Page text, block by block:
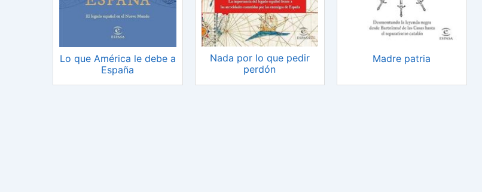
Lo que América le debe a
España
Nada por lo que pedir
perdón
Madre patria